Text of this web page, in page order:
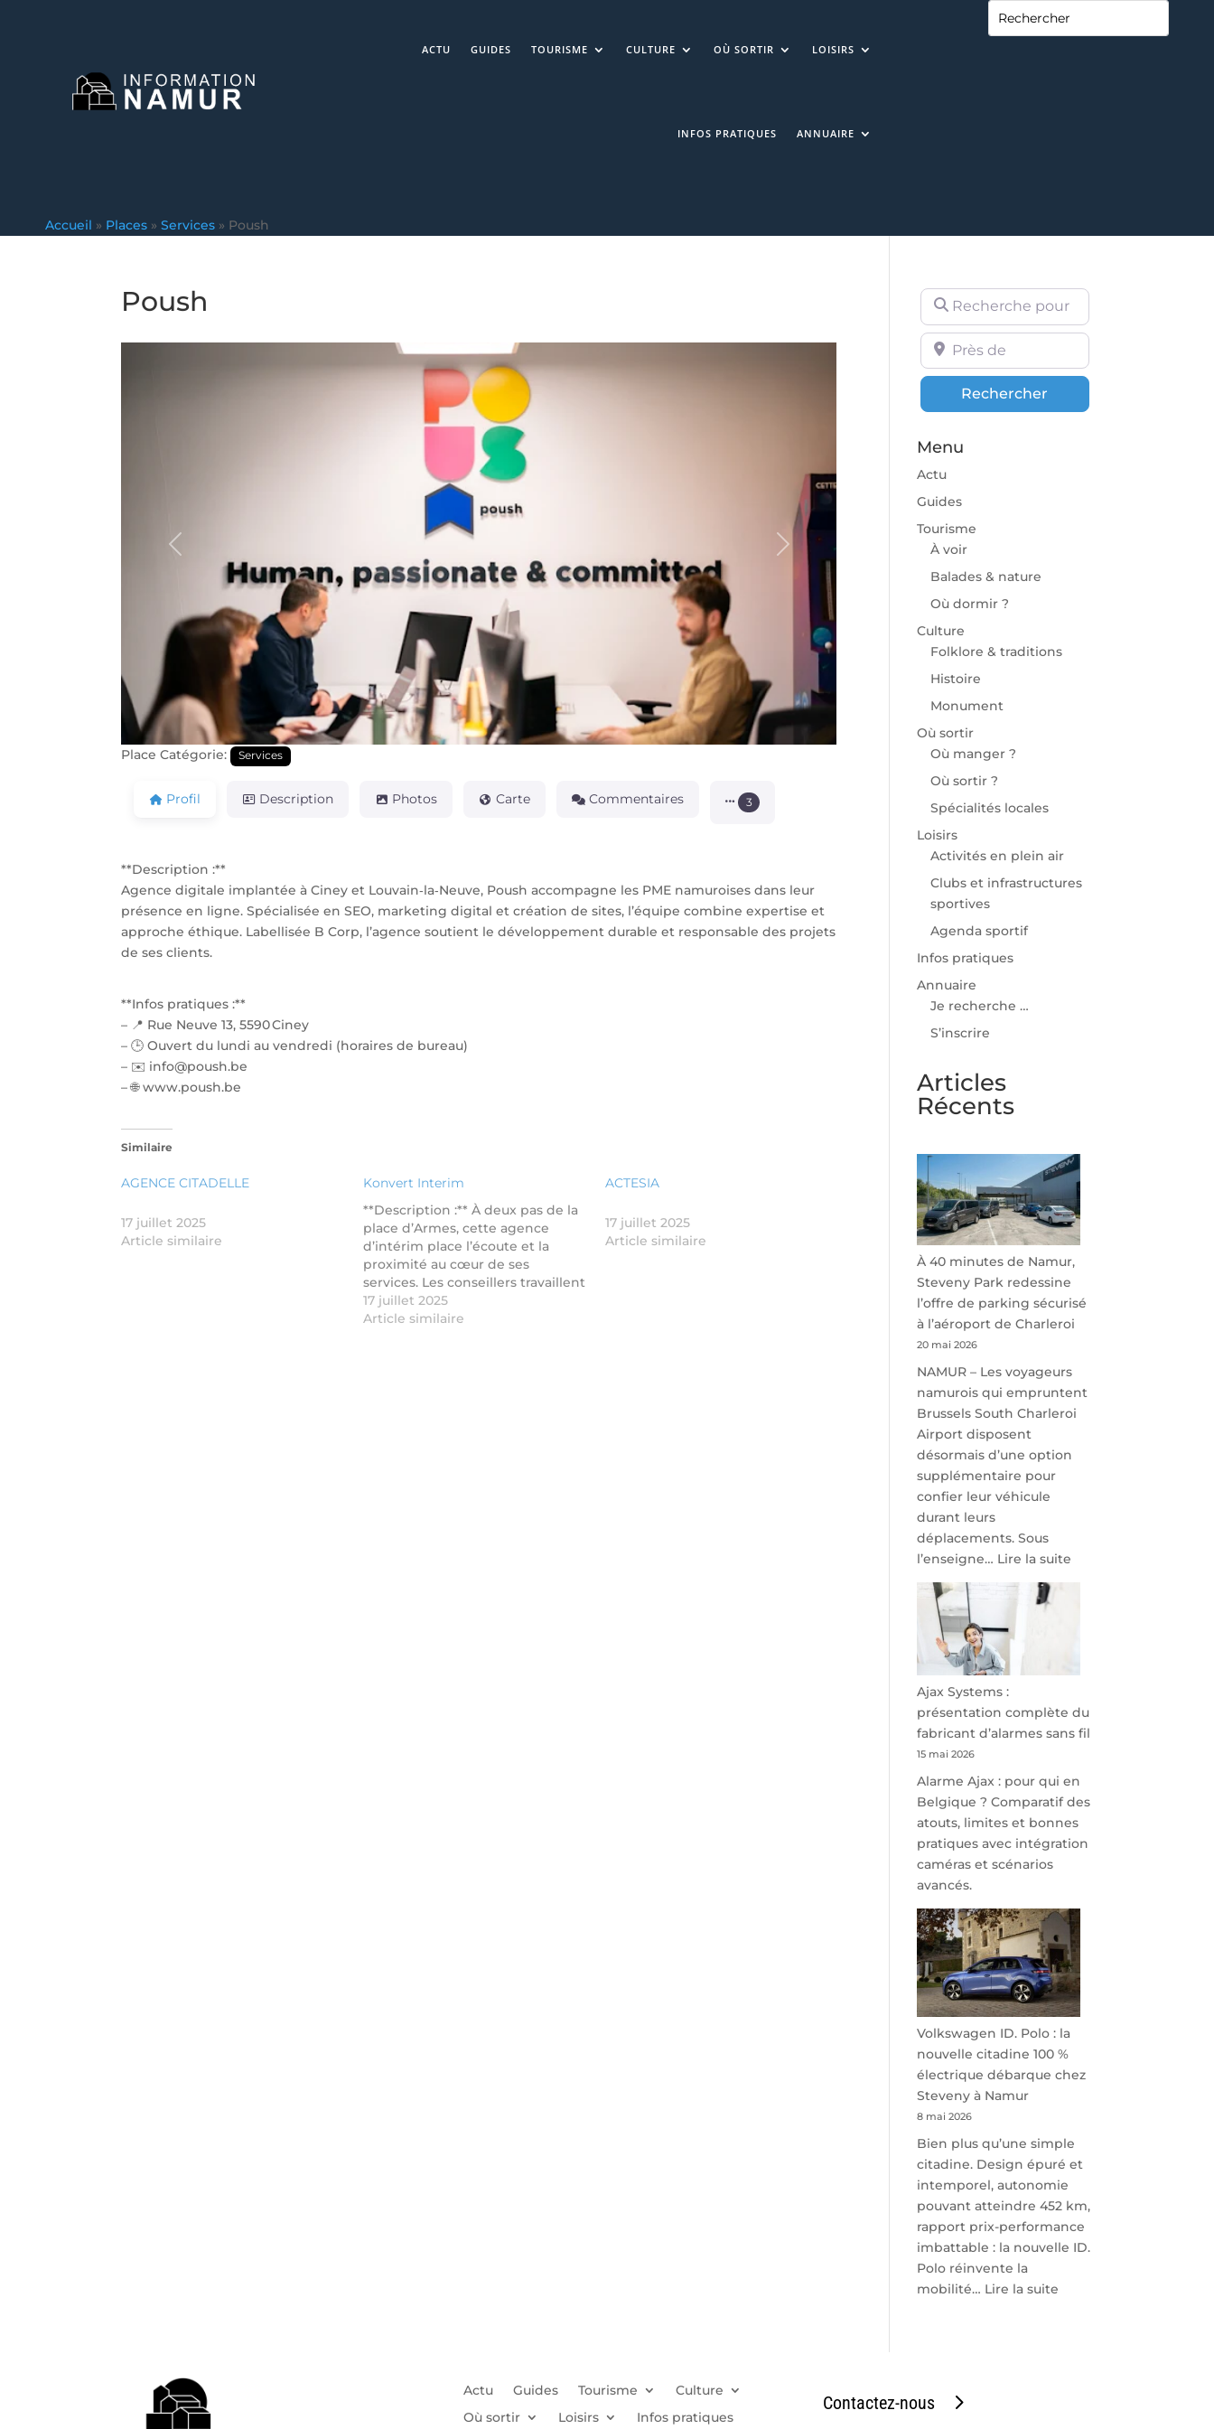
ACTU GUIDES TOURISME CULTURE OÙ SORTIR LOISIRS
INFOS PRATIQUES ANNUAIRE
Accueil » Places » Services » Poush
Poush
Précédente Prochaine
Place Catégorie: Services
Profil Description Photos Carte Commentaires 3
**Description :**
Agence digitale implantée à Ciney et Louvain‑la‑Neuve, Poush accompagne les PME namuroises dans leur
présence en ligne. Spécialisée en SEO, marketing digital et création de sites, l’équipe combine expertise et
approche éthique. Labellisée B Corp, l’agence soutient le développement durable et responsable des projets
de ses clients.
**Infos pratiques :**
– 📍 Rue Neuve 13, 5590 Ciney
– 🕒 Ouvert du lundi au vendredi (horaires de bureau)
– ✉️ info@poush.be
– 🌐 www.poush.be
Similaire
AGENCE CITADELLE
17 juillet 2025
Article similaire
Konvert Interim
**Description :** À deux pas de la
place d’Armes, cette agence
d’intérim place l’écoute et la
proximité au cœur de ses
services. Les conseillers travaillent
avec vous sur vos projets pour
trouver l’emploi qui vous
17 juillet 2025
Article similaire
ACTESIA
17 juillet 2025
Article similaire
Recherche pour
Près de
Rechercher
Menu
Actu
Guides
Tourisme
À voir
Balades & nature
Où dormir ?
Culture
Folklore & traditions
Histoire
Monument
Où sortir
Où manger ?
Où sortir ?
Spécialités locales
Loisirs
Activités en plein air
Clubs et infrastructures
sportives
Agenda sportif
Infos pratiques
Annuaire
Je recherche …
S’inscrire
Articles
Récents
À 40 minutes de Namur,
Steveny Park redessine
l’offre de parking sécurisé
à l’aéroport de Charleroi
20 mai 2026
NAMUR – Les voyageurs
namurois qui empruntent
Brussels South Charleroi
Airport disposent
désormais d’une option
supplémentaire pour
confier leur véhicule
durant leurs
déplacements. Sous
l’enseigne… Lire la suite
Park
redessine
parking
sécurisé
à
l’aéroport
Ajax Systems :
présentation complète du
fabricant d’alarmes sans fil
15 mai 2026
Alarme Ajax : pour qui en
Belgique ? Comparatif des
atouts, limites et bonnes
pratiques avec intégration
caméras et scénarios
avancés.
Volkswagen ID. Polo : la
nouvelle citadine 100 %
électrique débarque chez
Steveny à Namur
8 mai 2026
Bien plus qu’une simple
citadine. Design épuré et
intemporel, autonomie
pouvant atteindre 452 km,
rapport prix-performance
imbattable : la nouvelle ID.
Polo réinvente la
mobilité… Lire la suite
Actu Guides Tourisme
Culture
Où sortir
Loisirs Infos pratiques
Contactez-nous